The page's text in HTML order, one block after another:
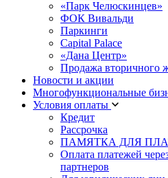
«Парк Челюскинцев»
ФОК Вивальди
Паркинги
Capital Palace
«Дана Центр»
Продажа вторичного
Новости и акции
Многофункциональные
Условия оплаты
Кредит
Рассрочка
ПАМЯТКА ДЛЯ
Оплата платежей
партнеров